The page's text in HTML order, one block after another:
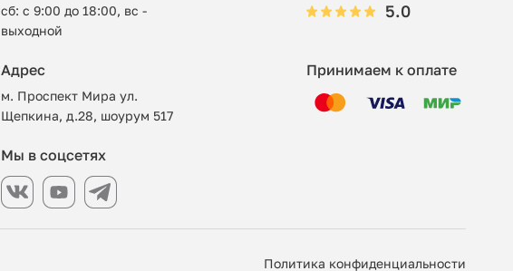
сб: с 9:00 до 18:00, вс -
выходной
5.0
Адрес
м. Проспект Мира ул.
Щепкина, д.28, шоурум 517
Принимаем к оплате
Мы в соцсетях
Политика конфиденциальности